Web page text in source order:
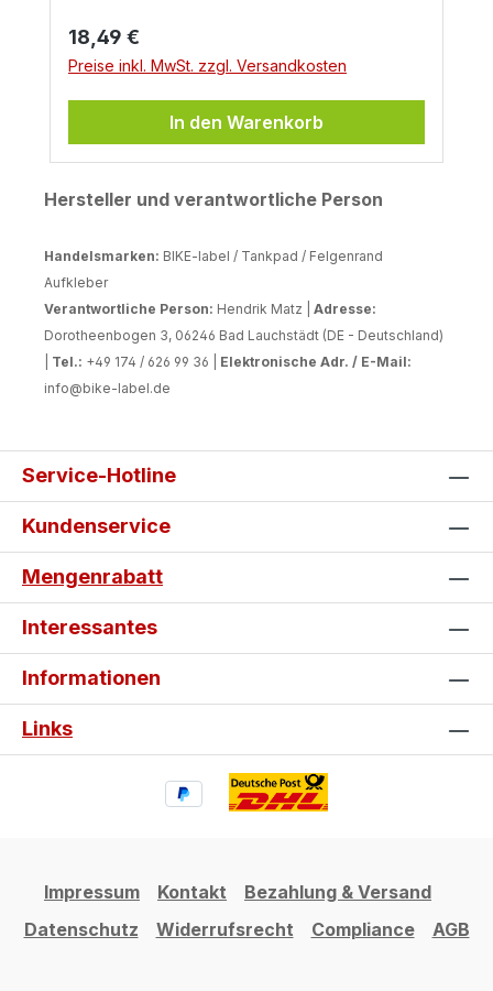
Regulärer Preis:
18,49 €
Preise inkl. MwSt. zzgl. Versandkosten
In den Warenkorb
Hersteller und verantwortliche Person
Handelsmarken: BIKE-label / Tankpad / Felgenrand
Aufkleber
Verantwortliche Person: Hendrik Matz | Adresse:
Dorotheenbogen 3, 06246 Bad Lauchstädt (DE - Deutschland)
Tel.: +49 174 / 626 99 36 | Elektronische Adr. / E-Mail:
info@bike-label.de
Service-Hotline
Kundenservice
Mengenrabatt
Interessantes
Informationen
Links
Impressum Kontakt
Bezahlung & Versand
Datenschutz
Widerrufsrecht Compliance AGB